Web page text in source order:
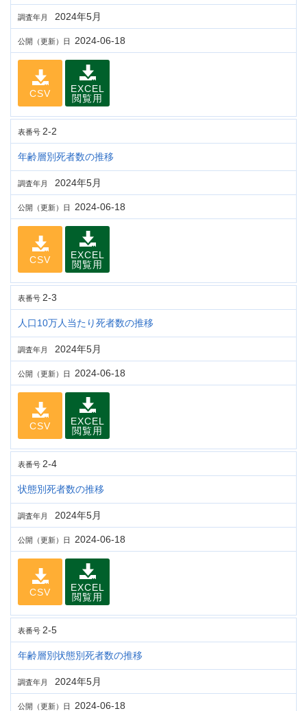
調査年月 2024年5月
公開（更新）日 2024-06-18
CSV
EXCEL
閲覧用
表番号 2-2
年齢層別死者数の推移
調査年月 2024年5月
公開（更新）日 2024-06-18
CSV
EXCEL
閲覧用
表番号 2-3
人口10万人当たり死者数の推移
調査年月 2024年5月
公開（更新）日 2024-06-18
CSV
EXCEL
閲覧用
表番号 2-4
状態別死者数の推移
調査年月 2024年5月
公開（更新）日 2024-06-18
CSV
EXCEL
閲覧用
表番号 2-5
年齢層別状態別死者数の推移
調査年月 2024年5月
公開（更新）日 2024-06-18